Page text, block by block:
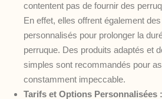
contentent pas de fournir des
En effet, elles offrent également
personnalisés pour prolonger la
perruque. Des produits adaptés et
simples sont recommandés pour
constamment impeccable.
Tarifs et Options Personnalisées :